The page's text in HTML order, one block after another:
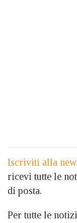
Iscriviti alla
ricevi tutte le
di posta.
Per tutte le